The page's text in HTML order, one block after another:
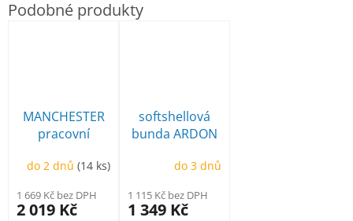
MANCHESTER
pracovní
do 2 dnů(14 ks)
1 669 Kč bez DPH
2 019 Kč
softshellová
bunda ARDON
do 3 dnů
1 115 Kč bez DPH
1 349 Kč